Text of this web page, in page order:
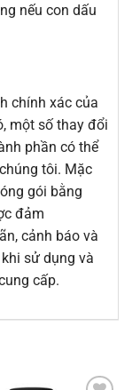
nếu con dấu
chính xác của
một số thay đổi
phần có thể
tôi. Mặc
gói bằng
đảm
cảnh báo và
sử dụng và
cấp.